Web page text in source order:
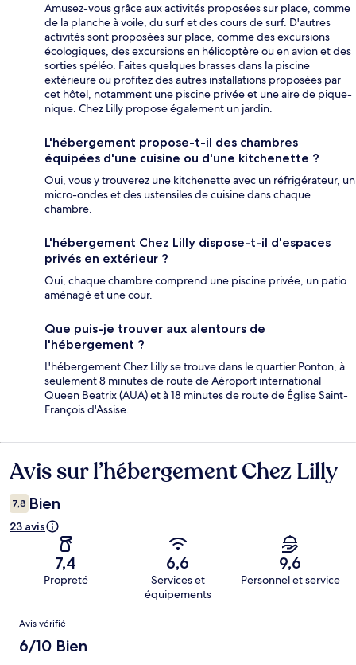
Amusez-vous grâce aux activités proposées sur place, comme
de la planche à voile, du surf et des cours de surf. D'autres
activités sont proposées sur place, comme des excursions
écologiques, des excursions en hélicoptère ou en avion et des
sorties spéléo. Faites quelques brasses dans la piscine
extérieure ou profitez des autres installations proposées par
cet hôtel, notamment une piscine privée et une aire de pique-
nique. Chez Lilly propose également un jardin.
L'hébergement propose-t-il des chambres
équipées d'une cuisine ou d'une kitchenette ?
Oui, vous y trouverez une kitchenette avec un réfrigérateur, un
micro-ondes et des ustensiles de cuisine dans chaque
chambre.
L'hébergement Chez Lilly dispose-t-il d'espaces
privés en extérieur ?
Oui, chaque chambre comprend une piscine privée, un patio
aménagé et une cour.
Que puis-je trouver aux alentours de
l'hébergement ?
L'hébergement Chez Lilly se trouve dans le quartier Ponton, à
seulement 8 minutes de route de Aéroport international
Queen Beatrix (AUA) et à 18 minutes de route de Église Saint-
François d'Assise.
Avis
Avis sur l’hébergement Chez Lilly
7,8 Bien
23 avis
7,4
Propreté
6,6
Services et
équipements
9,6
Personnel et service
Avis
Avis vérifié
6/10 Bien